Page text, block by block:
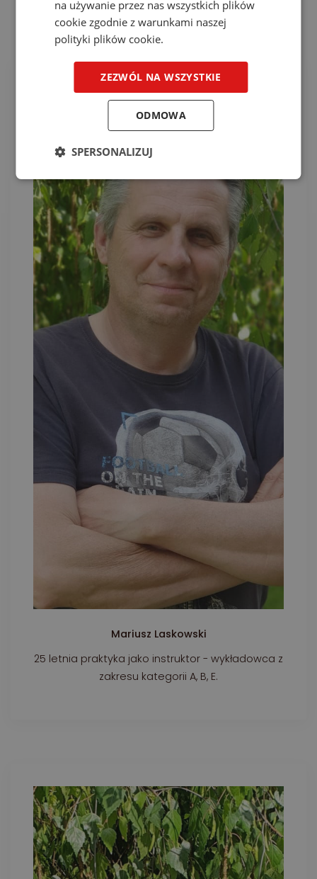
Instruktorzy
Mariusz Laskowski
25 letnia praktyka jako instruktor - wykładowca z
zakresu kategorii A, B, E.
na używanie przez nas wszystkich plików
cookie zgodnie z warunkami naszej
polityki plików cookie.
ZEZWÓL NA WSZYSTKIE
ODMOWA
SPERSONALIZUJ